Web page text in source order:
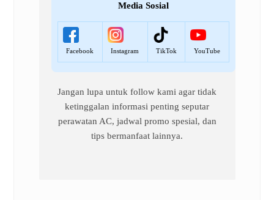
Media Sosial
Facebook Instagram TikTok YouTube
Jangan lupa untuk follow kami agar tidak
ketinggalan informasi penting seputar
perawatan AC, jadwal promo spesial, dan
tips bermanfaat lainnya.